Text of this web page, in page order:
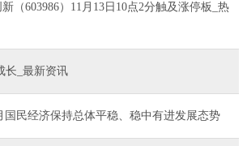
（603986）11月13日10点2分触及涨停板_热
长_最新资讯
国民经济保持总体平稳、稳中有进发展态势